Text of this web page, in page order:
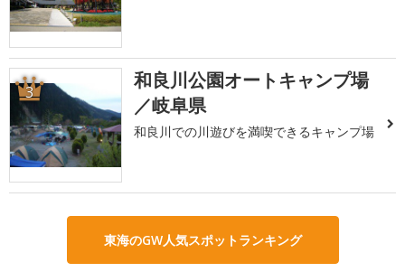
3
和良川公園オートキャンプ場
／岐阜県
和良川での川遊びを満喫できるキャンプ場
東海のGW人気スポットランキング